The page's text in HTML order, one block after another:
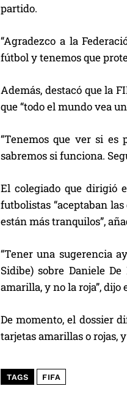
partido.
“Agradezco a la
fútbol y tenemos que
Además, destacó que la
que “todo el mundo vea
“Tenemos que ver si
sabremos si funciona.
El colegiado que dirigió
futbolistas “aceptaban
están más tranquilos”,
“Tener una sugerencia
Sidibe) sobre Daniele
amarilla, y no la roja”, dijo
De momento, el dossier
tarjetas amarillas o rojas,
TAGS FIFA